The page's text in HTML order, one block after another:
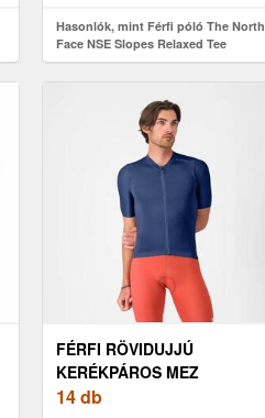
Hasonlók, mint Férfi póló The North
Face NSE Slopes Relaxed Tee
Graphic White Dune (NSE Slopes
FÉRFI RÖVIDUJJÚ
KERÉKPÁROS MEZ
CASTELLI ESPRESSO 2
14 db